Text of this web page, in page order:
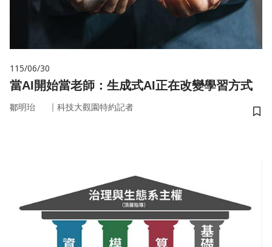
115/06/30
當AI開始當老師：生成式AI正在改變學習方式
鄒明珆 ｜ 科技大觀園特約記者
儲